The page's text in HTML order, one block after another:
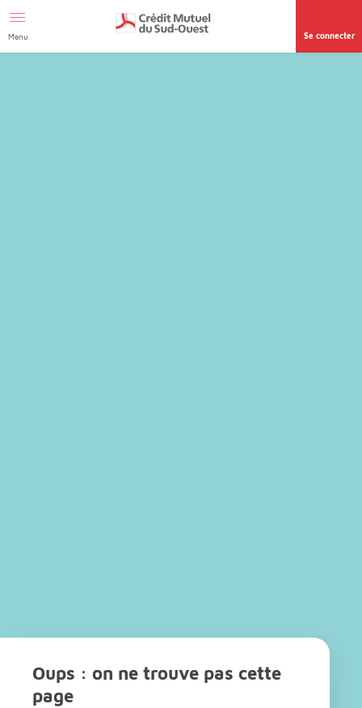
page accessibilité
Menu Se connecter
Oups : on ne trouve pas cette
page